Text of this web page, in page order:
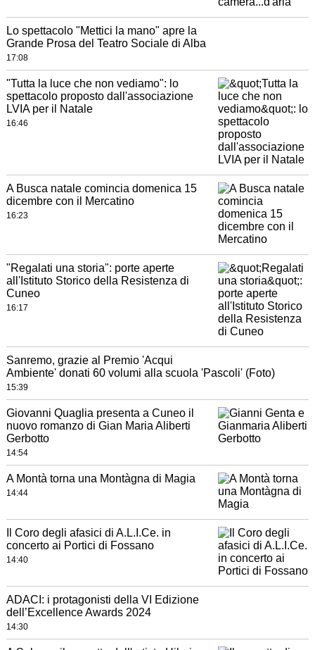
Lo spettacolo "Mettici la mano" apre la
Grande Prosa del Teatro Sociale di Alba
17:08
"Tutta la luce che non vediamo": lo
spettacolo proposto dall'associazione
LVIA per il Natale
16:46
A Busca natale comincia domenica 15
dicembre con il Mercatino
16:23
"Regalati una storia": porte aperte
all'Istituto Storico della Resistenza di
Cuneo
16:17
Sanremo, grazie al Premio 'Acqui
Ambiente' donati 60 volumi alla scuola 'Pascoli' (Foto)
15:39
Giovanni Quaglia presenta a Cuneo il
nuovo romanzo di Gian Maria Aliberti
Gerbotto
14:54
A Montà torna una Montàgna di Magia
14:44
Il Coro degli afasici di A.L.I.Ce. in
concerto ai Portici di Fossano
14:40
ADACI: i protagonisti della VI Edizione
dell’Excellence Awards 2024
14:30